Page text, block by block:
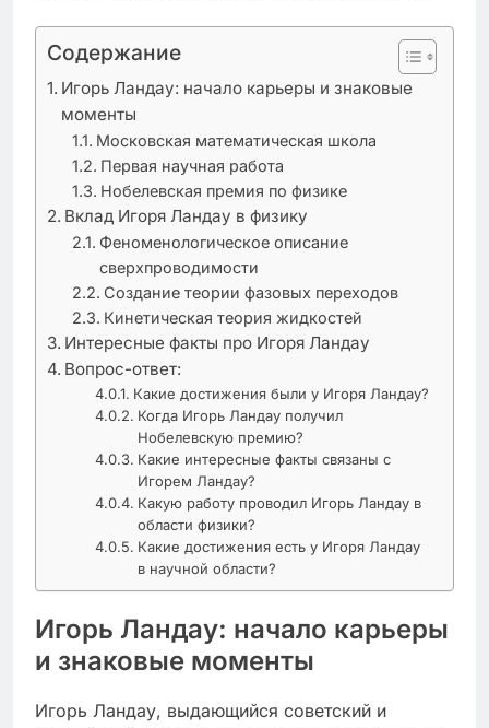
Содержание
Игорь Ландау: начало карьеры и знаковые
моменты
Московская математическая школа
Первая научная работа
Нобелевская премия по физике
Вклад Игоря Ландау в физику
Феноменологическое описание
сверхпроводимости
Создание теории фазовых переходов
Кинетическая теория жидкостей
Интересные факты про Игоря Ландау
Вопрос-ответ:
Какие достижения были у Игоря Ландау?
Когда Игорь Ландау получил
Нобелевскую премию?
Какие интересные факты связаны с
Игорем Ландау?
Какую работу проводил Игорь Ландау в
области физики?
Какие достижения есть у Игоря Ландау
в научной области?
Игорь Ландау: начало карьеры
и знаковые моменты
Игорь Ландау, выдающийся советский и